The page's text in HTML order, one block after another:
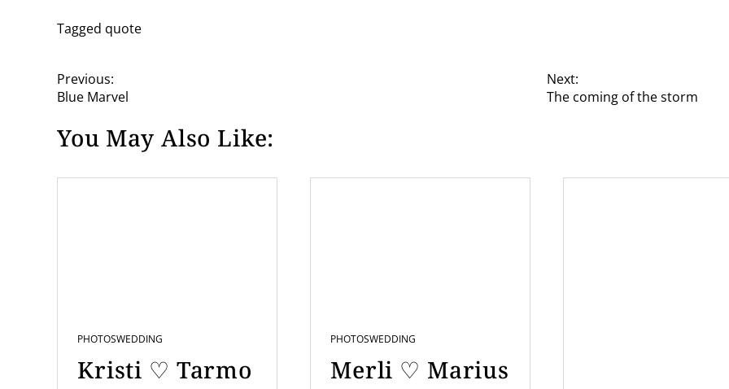
Tagged quote
P
o
s
Previous:
Blue Marvel
Next:
The coming of the storm
You May Also Like:
PHOTOSWEDDING
Kristi ♡ Tarmo
PHOTOSWEDDING
Merli ♡ Marius